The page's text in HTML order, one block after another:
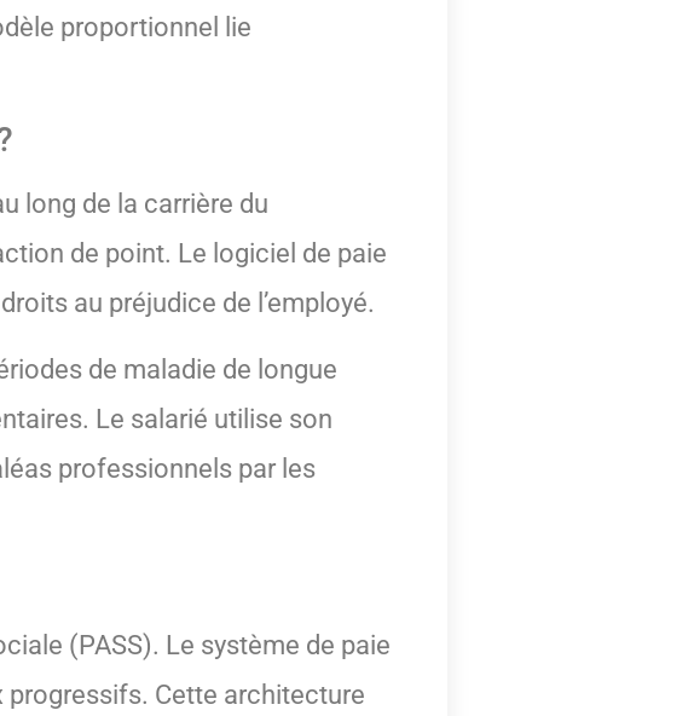
proportionnel lie
long de la carrière du
de point. Le logiciel de paie
au préjudice de l’employé.
de maladie de longue
Le salarié utilise son
professionnels par les
(PASS). Le système de paie
Cette architecture